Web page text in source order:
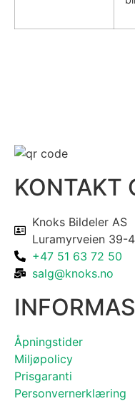
KONTAKT
Knoks Bildeler AS
Luramyrveien 39-
+47 51 63 72 50
salg@knoks.no
Åpningstider
Miljøpolicy
Prisgaranti
Personvernerklæring